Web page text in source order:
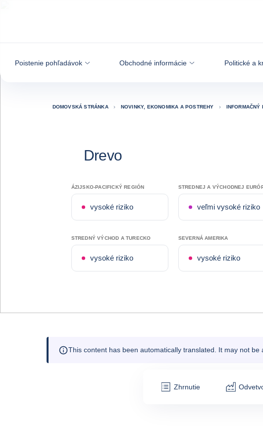
Poistenie pohľadávok Obchodné informácie Politické a
DOMOVSKÁ STRÁNKA NOVINKY, EKONOMIKA A POSTREHY INFORMAČNÝ
Drevo
ÁZIJSKO-PACIFICKÝ REGIÓN
vysoké riziko
STREDNEJ A VÝCHODNEJ
veľmi vysoké riziko
STREDNÝ VÝCHOD A TURECKO
vysoké riziko
SEVERNÁ AMERIKA
vysoké riziko
This content has been automatically translated. It may not be
Zhrnutie